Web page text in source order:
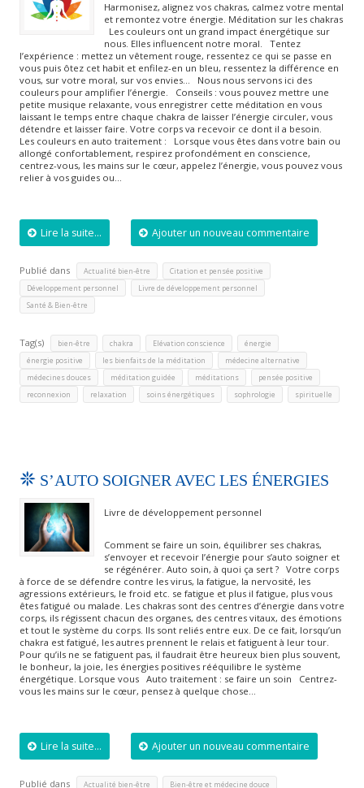
Harmonisez, alignez vos chakras, calmez votre mental
et remontez votre énergie. Méditation sur les chakras
Les couleurs ont un grand impact énergétique sur
nous. Elles influencent notre moral. Tentez
l’expérience : mettez un vêtement rouge, ressentez ce qui se passe en
vous puis ôtez cet habit et enfilez-en un bleu, ressentez la différence en
vous, sur votre moral, sur vos envies… Nous nous servons ici des
couleurs pour amplifier l’énergie. Conseils : vous pouvez mettre une
petite musique relaxante, vous enregistrer cette méditation en vous
laissant le temps entre chaque chakra de laisser l’énergie circuler, vous
détendre et laisser faire. Votre corps va recevoir ce dont il a besoin.
Les couleurs en auto traitement : Lorsque vous êtes dans votre bain ou
allongé confortablement, respirez profondément en conscience,
centrez-vous, les mains sur le cœur, appelez l’énergie, vous pouvez vous
relier à vos guides ou…
Lire la suite... Ajouter un nouveau commentaire
Publié dans Actualité bien-être Citation et pensée positive
Développement personnel Livre de développement personnel
Santé & Bien-être
Tag(s) bien-être chakra Elévation conscience énergie
énergie positive les bienfaits de la méditation médecine alternative
médecines douces méditation guidée méditations pensée positive
reconnexion relaxation soins énergétiques sophrologie spirituelle
S’AUTO SOIGNER AVEC LES ÉNERGIES
Livre de développement personnel
Comment se faire un soin, équilibrer ses chakras,
s’envoyer et recevoir l’énergie pour s’auto soigner et
se régénérer. Auto soin, à quoi ça sert ? Votre corps
à force de se défendre contre les virus, la fatigue, la nervosité, les
agressions extérieurs, le froid etc. se fatigue et plus il fatigue, plus vous
êtes fatigué ou malade. Les chakras sont des centres d’énergie dans votre
corps, ils régissent chacun des organes, des centres vitaux, des émotions
et tout le système du corps. Ils sont reliés entre eux. De ce fait, lorsqu’un
chakra est fatigué, les autres prennent le relais et fatiguent à leur tour.
Pour qu’ils ne se fatiguent pas, il faudrait être heureux bien plus souvent,
le bonheur, la joie, les énergies positives rééquilibre le système
énergétique. Lorsque vous Auto traitement : se faire un soin Centrez-
vous les mains sur le cœur, pensez à quelque chose…
Lire la suite... Ajouter un nouveau commentaire
Publié dans Actualité bien-être Bien-être et médecine douce